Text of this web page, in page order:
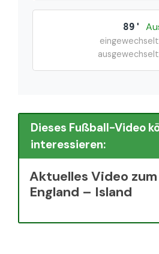
89'
Dieses Fußball-Video
interessieren:
Aktuelles Video
England – Island